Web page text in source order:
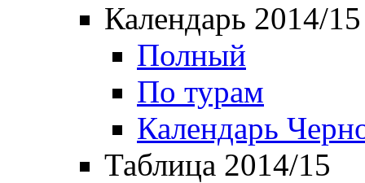
Календарь 2014/15
Полный
По турам
Календарь
Таблица 2014/15